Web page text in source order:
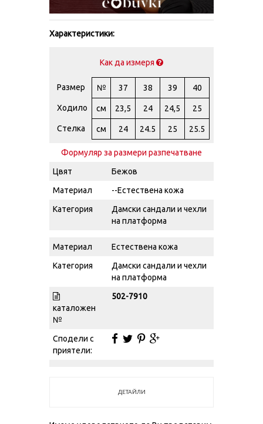
Характеристики:
Как да измеря
Размер № 37 38 39 40
Ходило см 23,5 24 24,5 25
Стелка см 24 24.5 25 25.5
Формуляр за размери разпечатване
Цвят
Бежов
Материал
--Естествена кожа
Категория
Дамски сандали и чехли
на платформа
Материал
Естествена кожа
Категория
Дамски сандали и чехли
на платформа
каталожен
№
502-7910
Сподели с
приятели:
ДЕТАЙЛИ